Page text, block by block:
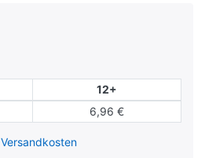
12+
6,96 €
Versandkosten